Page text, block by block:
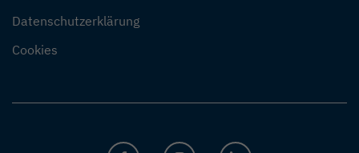
Datenschutzerklärung
Cookies